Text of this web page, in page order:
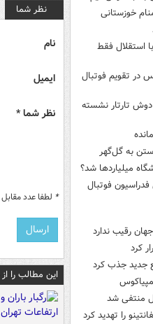
خوزستانی
استقلال فقط
در تقویم فوتبال
تارتار نشسته
به گل‌گهر
میلیاردها شد؟
فوتبال
رقیب ندارد
کرد
منتفی شد
را تهدید کرد
نظر شما
نام
ایمیل
نظر شما *
* لطفا عدد
این مطالب را